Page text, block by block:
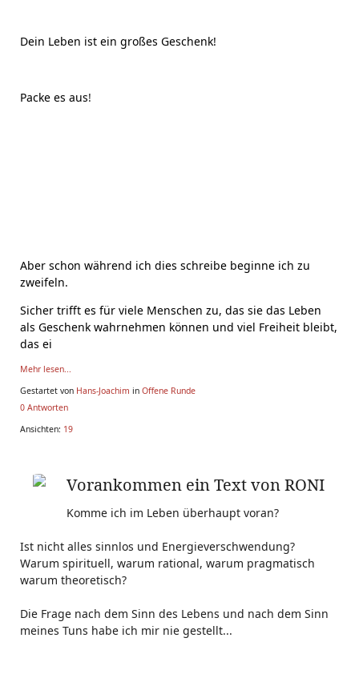
Dein Leben ist ein großes Geschenk!
Packe es aus!
Aber schon während ich dies schreibe beginne ich zu
zweifeln.
Sicher trifft es für viele Menschen zu, das sie das Leben
als Geschenk wahrnehmen können und viel Freiheit bleibt,
das ei
Mehr lesen...
Gestartet von Hans-Joachim in Offene Runde
0 Antworten
Ansichten: 19
Vorankommen ein Text von RONI
Komme ich im Leben überhaupt voran?
Ist nicht alles sinnlos und Energieverschwendung?
Warum spirituell, warum rational, warum pragmatisch
warum theoretisch?
Die Frage nach dem Sinn des Lebens und nach dem Sinn
meines Tuns habe ich mir nie gestellt...